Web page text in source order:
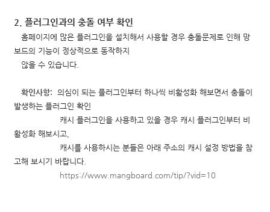
2. 플러그인과의 충돌 여부 확인
홈페이지에 많은 플러그인을 설치해서 사용할 경우 충돌문제로 인해 망
보드의 기능이 정상적으로 동작하지
않을 수 있습니다.
확인사항: 의심이 되는 플러그인부터 하나씩 비활성화 해보면서 충돌이
발생하는 플러그인 확인
캐시 플러그인을 사용하고 있을 경우 캐시 플러그인부터 비
활성화 해보시고,
캐시를 사용하시는 분들은 아래 주소의 캐시 설정 방법을 참
고해 보시기 바랍니다.
https://www.mangboard.com/tip/?vid=10